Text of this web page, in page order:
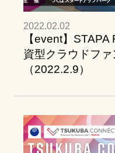
2022.02.02
【event】
資型クラウドファ
（2022.2.9）